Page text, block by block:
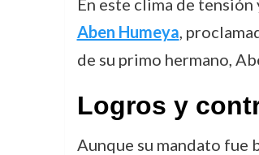
En este clima de
Aben Humeya,
de su primo hermano,
Logros y
Aunque su mandato fue